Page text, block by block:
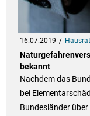
16.07.2019 Hausrat
bekannt
Nachdem das
bei
Bundesländer